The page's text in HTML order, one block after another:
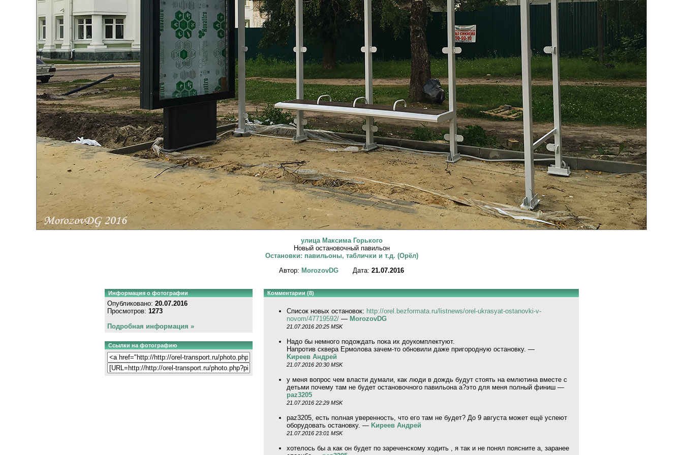
улица Максима Горького
Новый остановочный павильон
Остановки: павильоны, таблички и т.д. (Орёл)
Автор: MorozovDG Дата: 21.07.2016
Информация о фотографии
Опубликовано: 20.07.2016
Просмотров: 1273
Подробная информация »
Ссылки на фотографию
Комментарии (8)
Список новых остановок: http://orel.bezformata.ru/listnews/orel-ukrasyat-ostanovki-v-
novom/47719592/— MorozovDG
21.07.2016 20:25 MSK
Надо бы немного подождать пока их доукомплектуют.
Напротив сквера Ермолова зачем-то обновили даже пригородную остановку. —
Kиpeeв Aндpeй
21.07.2016 20:30 MSK
у меня вопрос чем власти думали, как люди в дождь будут стоять на емлютина вместе с
детьми почему там не будет остановочного павильона а?это для меня полный финиш —
paz3205
21.07.2016 22:29 MSK
paz3205, есть полная уверенность, что его там не будет? До 9 августа может ещё успеют
оборудовать остановку. — Kиpeeв Aндpeй
21.07.2016 23:01 MSK
хотелось бы а как он будет по зареченскому ходить , я так и не понял поясните а, заранее